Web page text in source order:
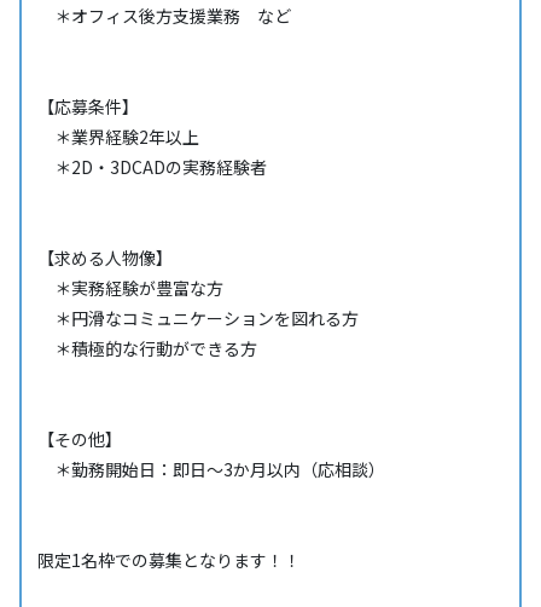
＊オフィス後方支援業務 など
【応募条件】
＊業界経験2年以上
＊2D・3DCADの実務経験者
【求める人物像】
＊実務経験が豊富な方
＊円滑なコミュニケーションを図れる方
＊積極的な行動ができる方
【その他】
＊勤務開始日：即日～3か月以内（応相談）
限定1名枠での募集となります！！